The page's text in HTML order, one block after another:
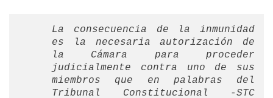
La consecuencia de la inmunidad
es la necesaria autorización de
la Cámara para proceder
judicialmente contra uno de sus
miembros que en palabras del
Tribunal Constitucional -STC